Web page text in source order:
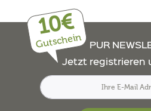
10€
Gutschein
PUR
Jetzt registrieren